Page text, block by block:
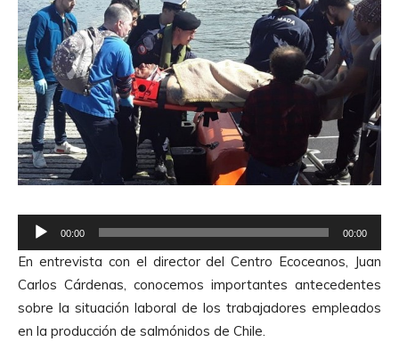
e
p
r
o
d
00:00 00:00
En entrevista con el director del Centro Ecoceanos, Juan
Carlos Cárdenas, conocemos importantes antecedentes
sobre la situación laboral de los trabajadores empleados
en la producción de salmónidos de Chile.